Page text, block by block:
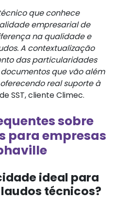
que conhece
empresarial de
na qualidade e
A contextualização
das particularidades
que vão além
real suporte à
SST, cliente Climec.
sobre
para empresas
ideal para
técnicos?